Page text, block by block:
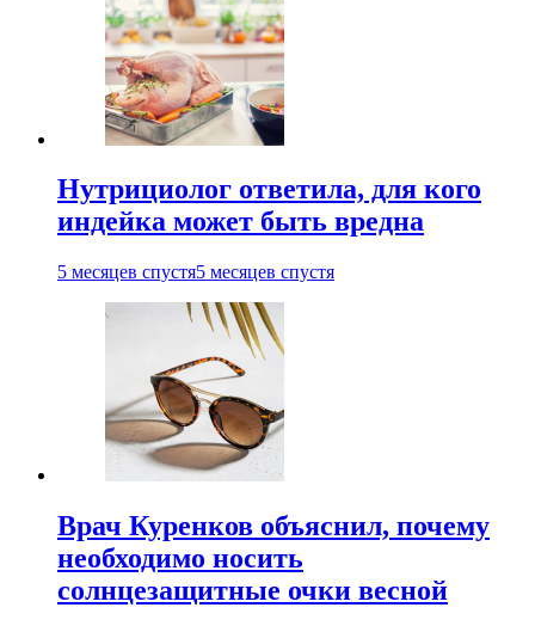
Нутрициолог ответила, для кого
индейка может быть вредна
5 месяцев спустя5 месяцев спустя
Врач Куренков объяснил, почему
необходимо носить
солнцезащитные очки весной